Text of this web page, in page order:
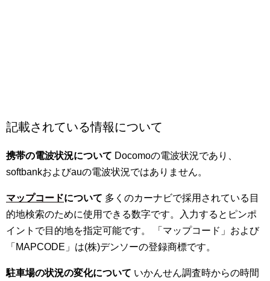
記載されている情報について
携帯の電波状況について Docomoの電波状況であり、
softbankおよびauの電波状況ではありません。
マップコードについて 多くのカーナビで採用されている目
的地検索のために使用できる数字です。入力するとピンポ
イントで目的地を指定可能です。 「マップコード」および
「MAPCODE」は(株)デンソーの登録商標です。
駐車場の状況の変化について いかんせん調査時からの時間